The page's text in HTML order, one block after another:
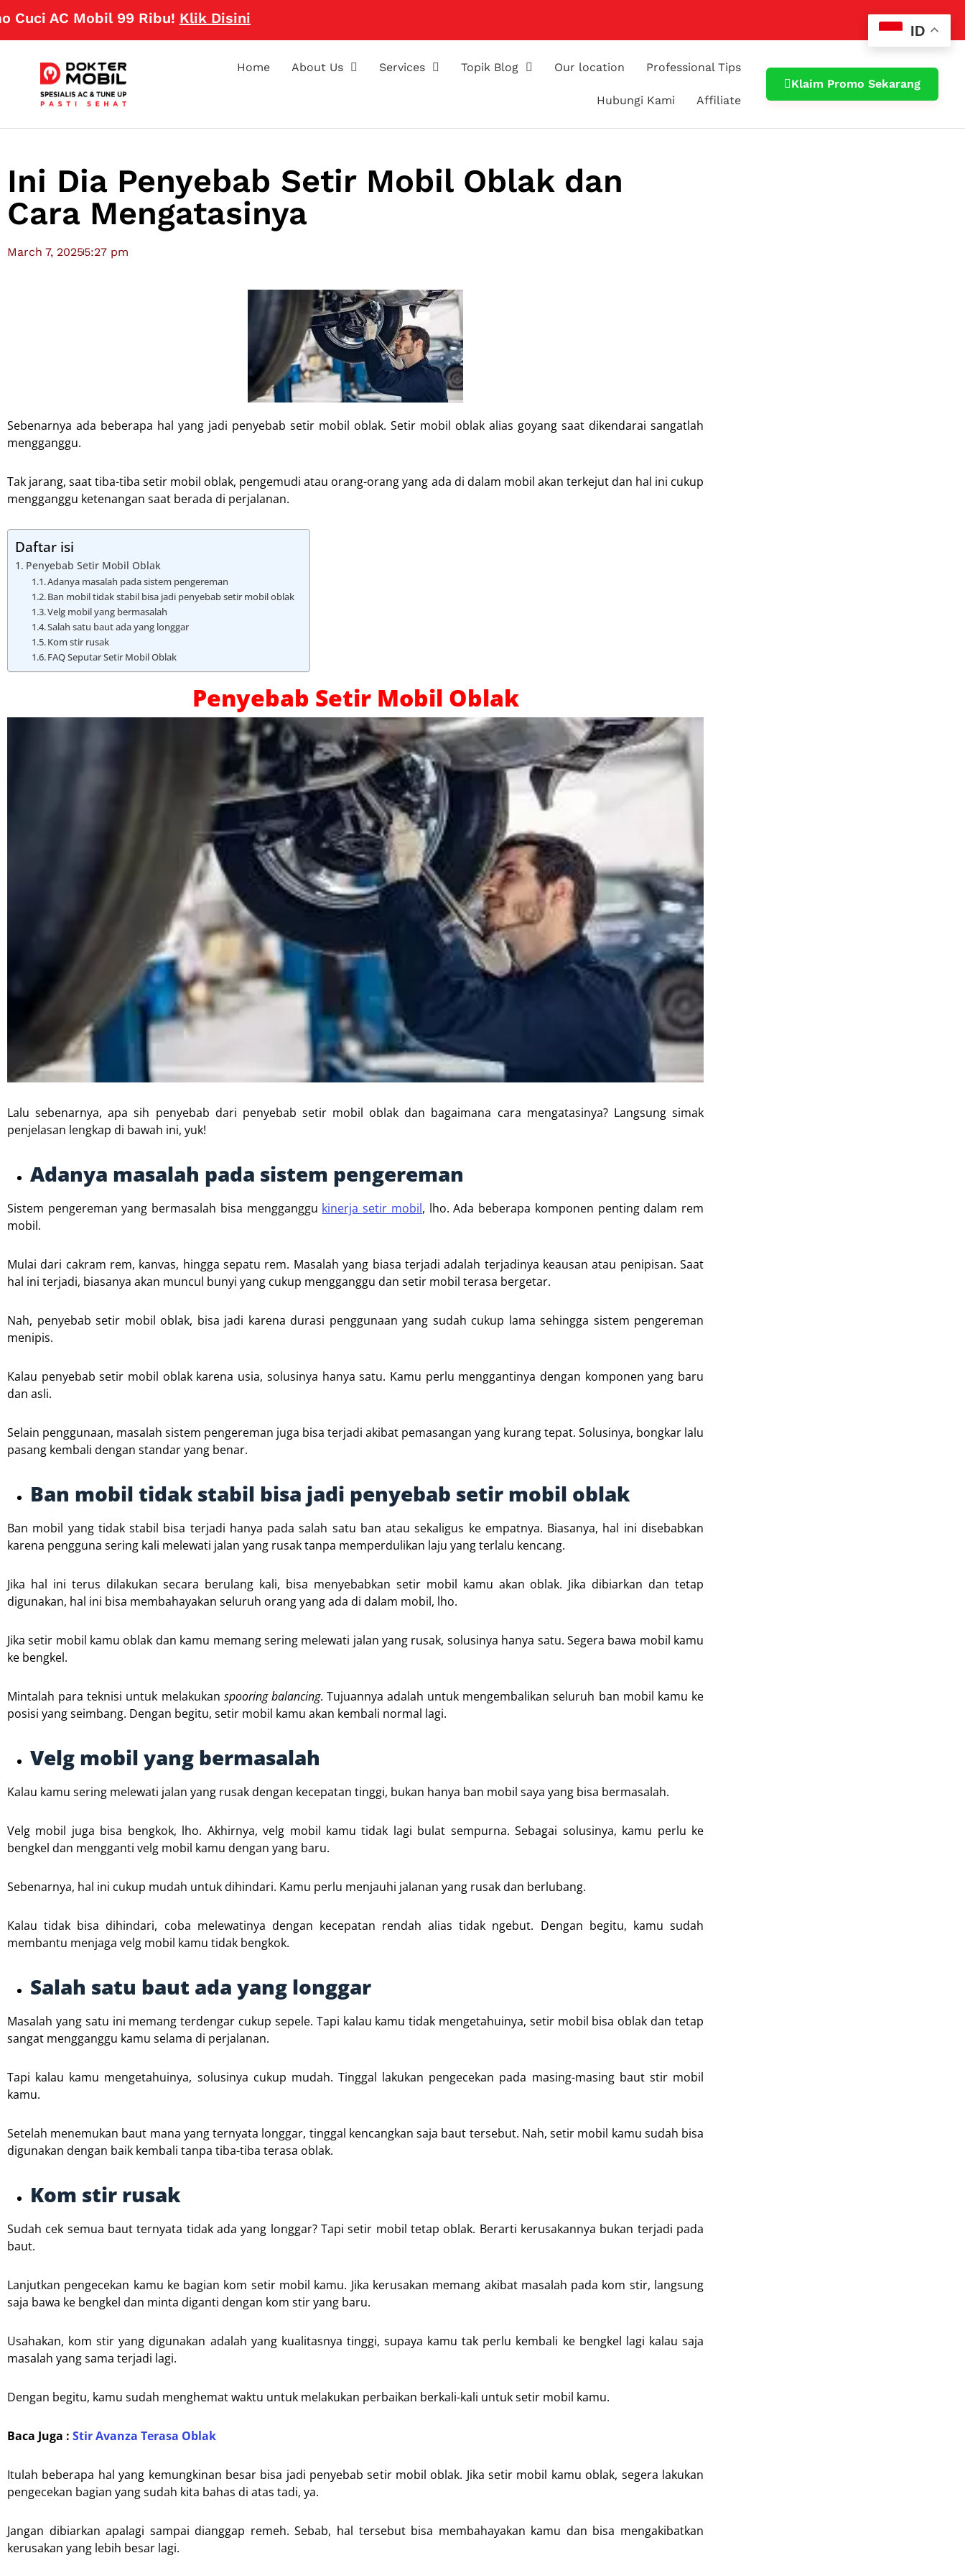
Mobil 99 Ribu!Klik Disini
Home About Us Services Topik Blog Our location Professional Tips
Hubungi Kami Affiliate
Klaim Promo Sekarang
Ini Dia Penyebab Setir Mobil Oblak dan
Cara Mengatasinya
March 7, 20255:27 pm
Sebenarnya ada beberapa hal yang jadi penyebab setir mobil oblak. Setir mobil oblak alias goyang saat dikendarai sangatlah
mengganggu.
Tak jarang, saat tiba-tiba setir mobil oblak, pengemudi atau orang-orang yang ada di dalam mobil akan terkejut dan hal ini cukup
mengganggu ketenangan saat berada di perjalanan.
Daftar isi
Penyebab Setir Mobil Oblak
Adanya masalah pada sistem pengereman
Ban mobil tidak stabil bisa jadi penyebab setir mobil oblak
Velg mobil yang bermasalah
Salah satu baut ada yang longgar
Kom stir rusak
FAQ Seputar Setir Mobil Oblak
Penyebab Setir Mobil Oblak
Lalu sebenarnya, apa sih penyebab dari penyebab setir mobil oblak dan bagaimana cara mengatasinya? Langsung simak
penjelasan lengkap di bawah ini, yuk!
Adanya masalah pada sistem pengereman
Sistem pengereman yang bermasalah bisa mengganggu kinerja setir mobil, lho. Ada beberapa komponen penting dalam rem
mobil.
Mulai dari cakram rem, kanvas, hingga sepatu rem. Masalah yang biasa terjadi adalah terjadinya keausan atau penipisan. Saat
hal ini terjadi, biasanya akan muncul bunyi yang cukup mengganggu dan setir mobil terasa bergetar.
Nah, penyebab setir mobil oblak, bisa jadi karena durasi penggunaan yang sudah cukup lama sehingga sistem pengereman
menipis.
Kalau penyebab setir mobil oblak karena usia, solusinya hanya satu. Kamu perlu menggantinya dengan komponen yang baru
dan asli.
Selain penggunaan, masalah sistem pengereman juga bisa terjadi akibat pemasangan yang kurang tepat. Solusinya, bongkar lalu
pasang kembali dengan standar yang benar.
Ban mobil tidak stabil bisa jadi penyebab setir mobil oblak
Ban mobil yang tidak stabil bisa terjadi hanya pada salah satu ban atau sekaligus ke empatnya. Biasanya, hal ini disebabkan
karena pengguna sering kali melewati jalan yang rusak tanpa memperdulikan laju yang terlalu kencang.
Jika hal ini terus dilakukan secara berulang kali, bisa menyebabkan setir mobil kamu akan oblak. Jika dibiarkan dan tetap
digunakan, hal ini bisa membahayakan seluruh orang yang ada di dalam mobil, lho.
Jika setir mobil kamu oblak dan kamu memang sering melewati jalan yang rusak, solusinya hanya satu. Segera bawa mobil kamu
ke bengkel.
Mintalah para teknisi untuk melakukan spooring balancing. Tujuannya adalah untuk mengembalikan seluruh ban mobil kamu ke
posisi yang seimbang. Dengan begitu, setir mobil kamu akan kembali normal lagi.
Velg mobil yang bermasalah
Kalau kamu sering melewati jalan yang rusak dengan kecepatan tinggi, bukan hanya ban mobil saya yang bisa bermasalah.
Velg mobil juga bisa bengkok, lho. Akhirnya, velg mobil kamu tidak lagi bulat sempurna. Sebagai solusinya, kamu perlu ke
bengkel dan mengganti velg mobil kamu dengan yang baru.
Sebenarnya, hal ini cukup mudah untuk dihindari. Kamu perlu menjauhi jalanan yang rusak dan berlubang.
Kalau tidak bisa dihindari, coba melewatinya dengan kecepatan rendah alias tidak ngebut. Dengan begitu, kamu sudah
membantu menjaga velg mobil kamu tidak bengkok.
Salah satu baut ada yang longgar
Masalah yang satu ini memang terdengar cukup sepele. Tapi kalau kamu tidak mengetahuinya, setir mobil bisa oblak dan tetap
sangat mengganggu kamu selama di perjalanan.
Tapi kalau kamu mengetahuinya, solusinya cukup mudah. Tinggal lakukan pengecekan pada masing-masing baut stir mobil
kamu.
Setelah menemukan baut mana yang ternyata longgar, tinggal kencangkan saja baut tersebut. Nah, setir mobil kamu sudah bisa
digunakan dengan baik kembali tanpa tiba-tiba terasa oblak.
Kom stir rusak
Sudah cek semua baut ternyata tidak ada yang longgar? Tapi setir mobil tetap oblak. Berarti kerusakannya bukan terjadi pada
baut.
Lanjutkan pengecekan kamu ke bagian kom setir mobil kamu. Jika kerusakan memang akibat masalah pada kom stir, langsung
saja bawa ke bengkel dan minta diganti dengan kom stir yang baru.
Usahakan, kom stir yang digunakan adalah yang kualitasnya tinggi, supaya kamu tak perlu kembali ke bengkel lagi kalau saja
masalah yang sama terjadi lagi.
Dengan begitu, kamu sudah menghemat waktu untuk melakukan perbaikan berkali-kali untuk setir mobil kamu.
Baca Juga : Stir Avanza Terasa Oblak
Itulah beberapa hal yang kemungkinan besar bisa jadi penyebab setir mobil oblak. Jika setir mobil kamu oblak, segera lakukan
pengecekan bagian yang sudah kita bahas di atas tadi, ya.
Jangan dibiarkan apalagi sampai dianggap remeh. Sebab, hal tersebut bisa membahayakan kamu dan bisa mengakibatkan
kerusakan yang lebih besar lagi.
ID